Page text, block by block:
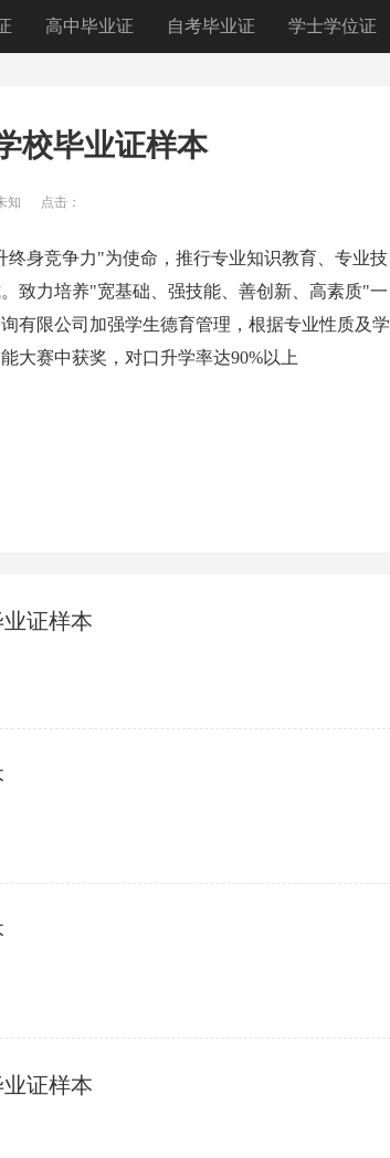
高中毕业证 自考毕业证 学士学位证
校毕业证样本
知 点击：
身竞争力"为使命，推行专业知识教育、专业技
致力培养"宽基础、强技能、善创新、高素质"一
有限公司加强学生德育管理，根据专业性质及学
大赛中获奖，对口升学率达90%以上
证样本
证样本